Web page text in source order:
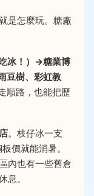
是怎麼玩。糖廠
冰！）→糖業博
豆樹、彩虹教
順路，也能把歷
。枝仔冰一支
價就能消暑。
內也有一些舊倉
息。